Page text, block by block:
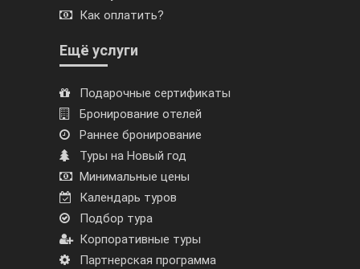
Как оплатить?
Ещё услуги
Подарочные сертификаты
Бронирование отелей
Раннее бронирование
Туры на Новый год
Минимальные цены
Календарь туров
Подбор тура
Корпоративные туры
Партнерская программа